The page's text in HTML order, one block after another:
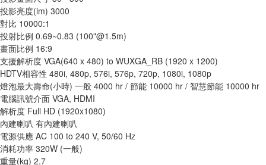
投影亮度(lm) 3000
對比 10000:1
投射比例 0.69~0.83 (100"@1.5m)
畫面比例 16:9
支援解析度 VGA(640 x 480) to WUXGA_RB (1920 x 1200)
HDTV相容性 480i, 480p, 576i, 576p, 720p, 1080i, 1080p
燈泡最大壽命(小時) 一般 4000 hr / 節能 10000 hr / 智慧節能 10000 hr
電腦訊號介面 VGA, HDMI
解析度 Full HD (1920x1080)
內建喇叭 有內建喇叭
電源供應 AC 100 to 240 V, 50/60 Hz
消耗功率 320W (一般)
重量(kg) 2.7